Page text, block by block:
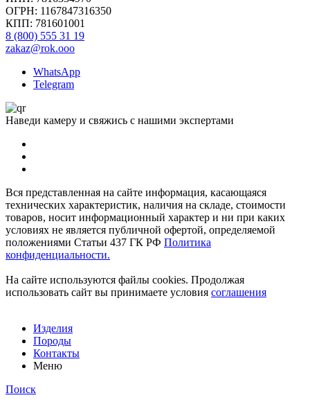
ОГРН: 1167847316350
КПП: 781601001
8 (800) 555 31 19
zakaz@rok.ooo
WhatsApp
Telegram
Наведи камеру и свяжись с нашими экспертами
Вся представленная на сайте информация, касающаяся
технических характеристик, наличия на складе, стоимости
товаров, носит информационный характер и ни при каких
условиях не является публичной офертой, определяемой
положениями Статьи 437 ГК РФ Политика
конфиденциальности.
На сайте используются файлы cookies. Продолжая
использовать сайт вы принимаете условия соглашения
Изделия
Породы
Контакты
Меню
Поиск